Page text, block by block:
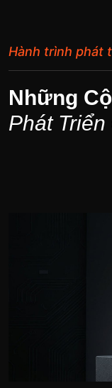
Hành trình phát
Những
Phát